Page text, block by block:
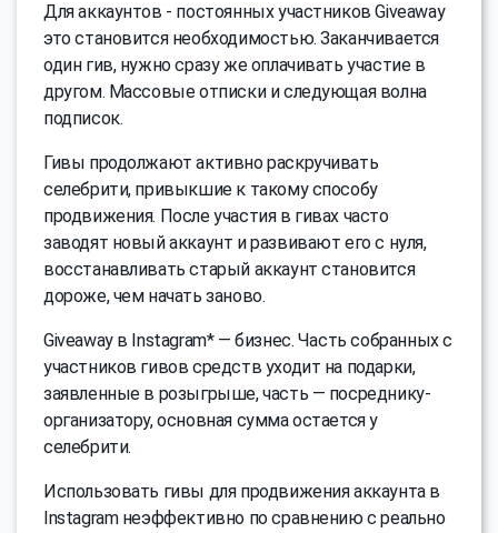
Для аккаунтов - постоянных участников Giveaway
это становится необходимостью. Заканчивается
один гив, нужно сразу же оплачивать участие в
другом. Массовые отписки и следующая волна
подписок.
Гивы продолжают активно раскручивать
селебрити, привыкшие к такому способу
продвижения. После участия в гивах часто
заводят новый аккаунт и развивают его с нуля,
восстанавливать старый аккаунт становится
дороже, чем начать заново.
Giveaway в Instagram* — бизнес. Часть собранных с
участников гивов средств уходит на подарки,
заявленные в розыгрыше, часть — посреднику-
организатору, основная сумма остается у
селебрити.
Использовать гивы для продвижения аккаунта в
Instagram неэффективно по сравнению с реально